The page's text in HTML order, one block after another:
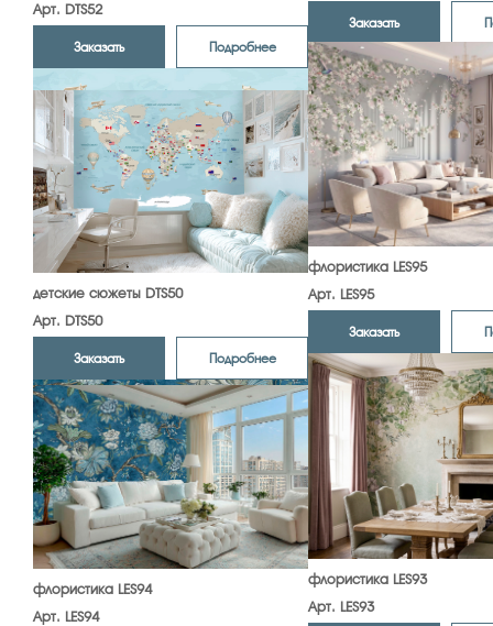
Арт. DTS52
Заказать Подробнее
Заказать
детские сюжеты DTS50
Арт. DTS50
Заказать Подробнее
флористика LES95
Арт. LES95
Заказать
флористика LES94
Арт. LES94
флористика LES93
Арт. LES93